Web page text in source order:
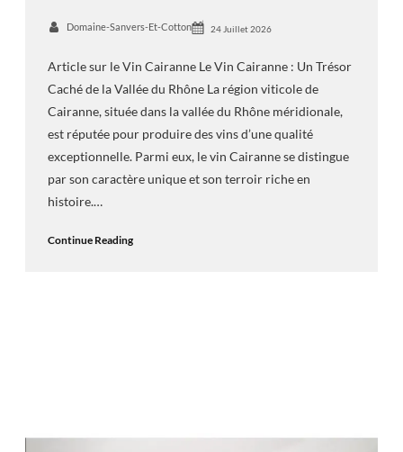
Domaine-Sanvers-Et-Cotton 24 Juillet 2026
Article sur le Vin Cairanne Le Vin Cairanne : Un Trésor
Caché de la Vallée du Rhône La région viticole de
Cairanne, située dans la vallée du Rhône méridionale,
est réputée pour produire des vins d’une qualité
exceptionnelle. Parmi eux, le vin Cairanne se distingue
par son caractère unique et son terroir riche en
histoire.…
Continue Reading